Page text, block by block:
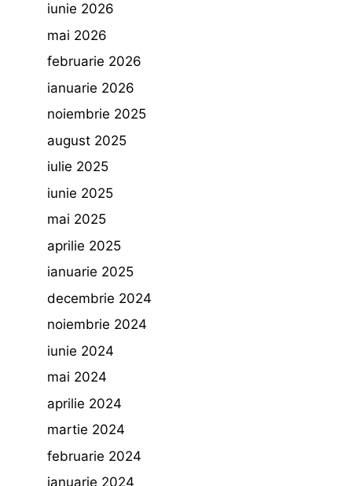
iunie 2026
mai 2026
februarie 2026
ianuarie 2026
noiembrie 2025
august 2025
iulie 2025
iunie 2025
mai 2025
aprilie 2025
ianuarie 2025
decembrie 2024
noiembrie 2024
iunie 2024
mai 2024
aprilie 2024
martie 2024
februarie 2024
ianuarie 2024